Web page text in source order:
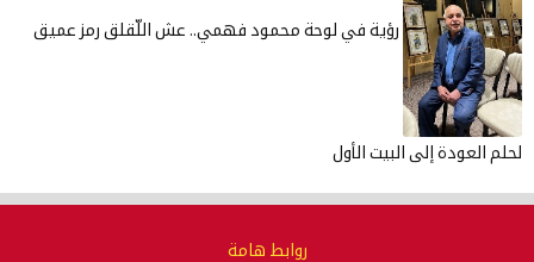
رؤية في لوحة محمود فهمي.. عش اللّقلق رمز عميق
لحلم العودة إلى البيت الأول
روابط هامة